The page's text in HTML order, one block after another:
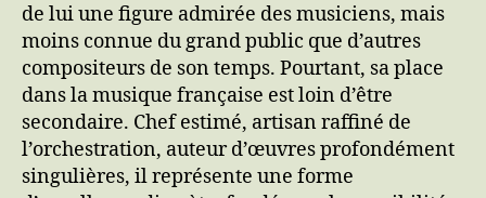
de lui une figure admirée des musiciens, mais
moins connue du grand public que d’autres
compositeurs de son temps. Pourtant, sa place
dans la musique française est loin d’être
secondaire. Chef estimé, artisan raffiné de
l’orchestration, auteur d’œuvres profondément
singulières, il représente une forme